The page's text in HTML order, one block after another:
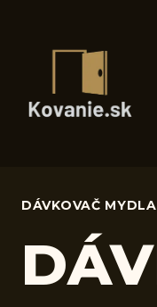
DÁVKOVAČ MYDLA